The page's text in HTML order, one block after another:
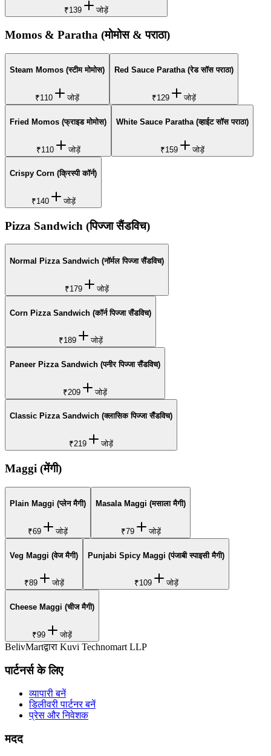
₹139 जोड़ें
Momos & Paratha (मोमोस & पराठा)
Steam Momos (स्टीम मोमोस)
₹110 जोड़ें
Red Sauce Paratha (रेड सॉस पराठा)
₹129 जोड़ें
Fried Momos (फ्राइड मोमोस)
₹110 जोड़ें
White Sauce Paratha (व्हाईट सॉस पराठा)
₹159 जोड़ें
Crispy Corn (क्रिस्पी कॉर्न)
₹140 जोड़ें
Pizza Sandwich (पिज्जा सैंडविच)
Normal Pizza Sandwich (नॉर्मल पिज्जा सैंडविच)
₹179 जोड़ें
Corn Pizza Sandwich (कॉर्न पिज्जा सैंडविच)
₹189 जोड़ें
Paneer Pizza Sandwich (पनीर पिज्जा सैंडविच)
₹209 जोड़ें
Classic Pizza Sandwich (क्लासिक पिज्जा सैंडविच)
₹219 जोड़ें
Maggi (मेंगी)
Plain Maggi (प्लेन मैगी)
₹69 जोड़ें
Masala Maggi (मसाला मैगी)
₹79 जोड़ें
Veg Maggi (वेज मैगी)
₹89 जोड़ें
Punjabi Spicy Maggi (पंजाबी स्पाइसी मैगी)
₹109 जोड़ें
Cheese Maggi (चीज मैगी)
₹99 जोड़ें
BelivMartद्वारा Kuvi Technomart LLP
पार्टनर्स के लिए
व्यापारी बनें
डिलीवरी पार्टनर बनें
प्रेस और निवेशक
मदद